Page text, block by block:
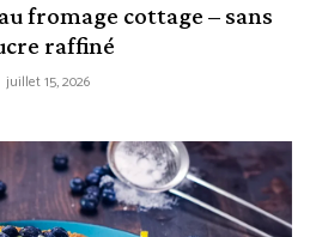
fromage cottage – sans
raffiné
juillet 15, 2026